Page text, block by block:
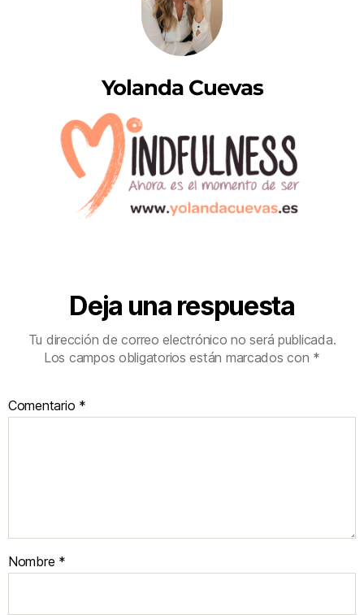
Yolanda Cuevas
Deja una respuesta
Tu dirección de correo electrónico no será publicada.
Los campos obligatorios están marcados con *
Comentario *
Nombre *